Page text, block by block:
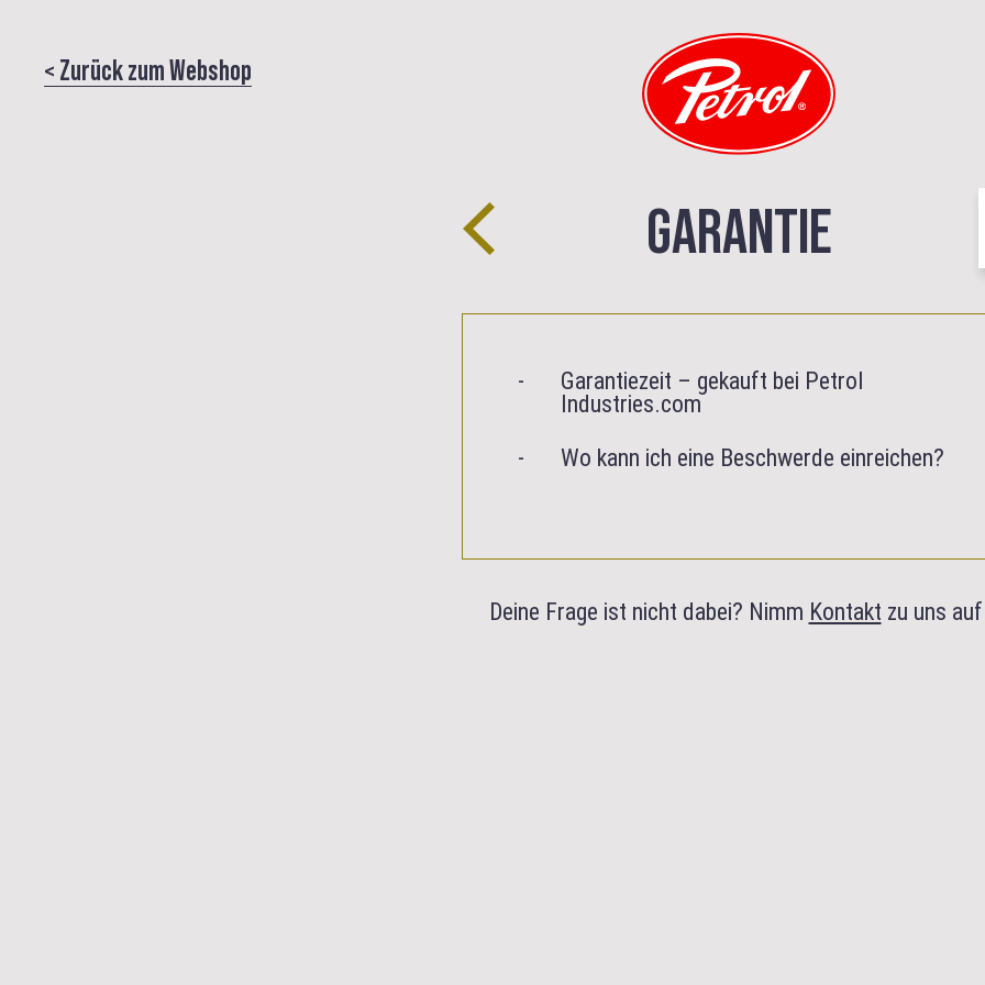
< Zurück zum Webshop
GARANTIE
Garantiezeit – gekauft bei Petrol
Industries.com
Wo kann ich eine Beschwerde einreichen?
Deine Frage ist nicht dabei? Nimm Kontakt zu uns